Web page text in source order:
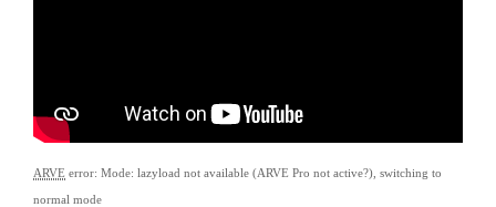
ARVE error: Mode: lazyload not available (ARVE Pro not active?), switching to
normal mode